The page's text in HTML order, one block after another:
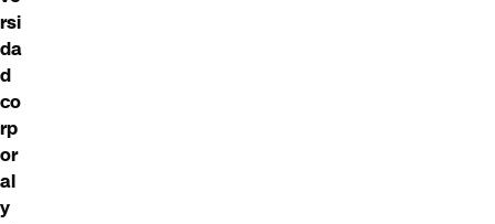
rsi
da
d
co
rp
or
al
y